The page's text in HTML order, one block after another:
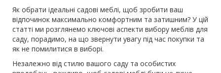
Як обрати ідеальні садові меблі, щоб зробити ваш
відпочинок максимально комфортним та затишним? У цій
статті ми розглянемо ключові аспекти вибору меблів для
саду, порадимо, на що звернути увагу під час покупки та
як не помилитися в виборі.
Незалежно від стилю вашого саду та особистих